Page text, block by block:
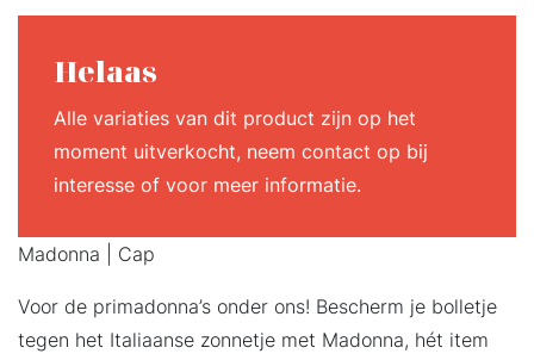
Helaas
Alle variaties van dit product zijn op het
moment uitverkocht, neem contact op bij
interesse of voor meer informatie.
Madonna | Cap
Voor de primadonna’s onder ons! Bescherm je bolletje
tegen het Italiaanse zonnetje met Madonna, hét item